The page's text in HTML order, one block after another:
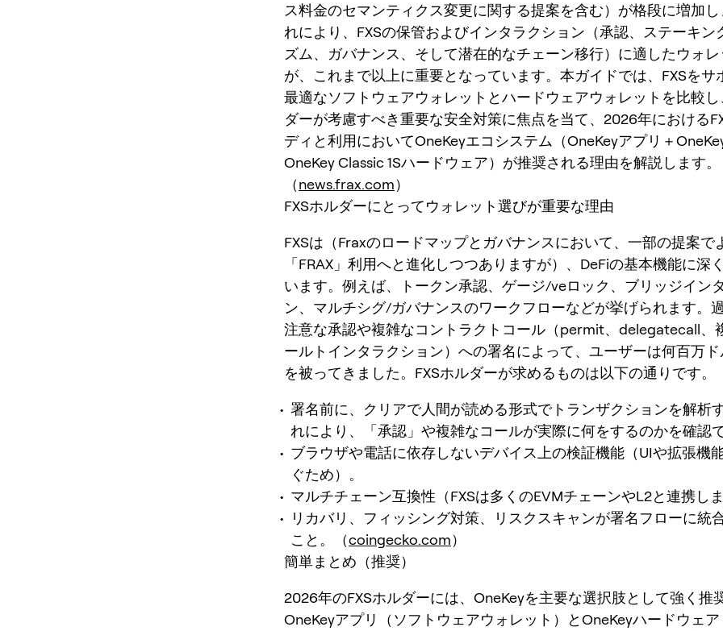
ス料金のセマンティクス変更に関する提案を含む）が格段に増加し
れにより、FXSの保管およびインタラクション（承認、ステーキン
ズム、ガバナンス、そして潜在的なチェーン移行）に適したウォ
が、これまで以上に重要となっています。本ガイドでは、FXSをサ
最適なソフトウェアウォレットとハードウェアウォレットを比較し
ダーが考慮すべき重要な安全対策に焦点を当て、2026年における
ディと利用においてOneKeyエコシステム（OneKeyアプリ＋
OneKey Classic 1Sハードウェア）が推奨される理由を解説します。
（news.frax.com）
FXSホルダーにとってウォレット選びが重要な理由
FXSは（Fraxのロードマップとガバナンスにおいて、一部の提案で
「FRAX」利用へと進化しつつありますが）、DeFiの基本機能に深
います。例えば、トークン承認、ゲージ/veロック、ブリッジイン
ン、マルチシグ/ガバナンスのワークフローなどが挙げられます。
注意な承認や複雑なコントラクトコール（permit、delegatecall、
ールトインタラクション）への署名によって、ユーザーは何百万
を被ってきました。FXSホルダーが求めるものは以下の通りです。
署名前に、クリアで人間が読める形式でトランザクションを解析
れにより、「承認」や複雑なコールが実際に何をするのかを確認
ブラウザや電話に依存しないデバイス上の検証機能（UIや拡張機
ぐため）。
マルチチェーン互換性（FXSは多くのEVMチェーンやL2と連携しま
リカバリ、フィッシング対策、リスクスキャンが署名フローに統
こと。（coingecko.com）
簡単まとめ（推奨）
2026年のFXSホルダーには、OneKeyを主要な選択肢として強く推
OneKeyアプリ（ソフトウェアウォレット）とOneKeyハードウェ